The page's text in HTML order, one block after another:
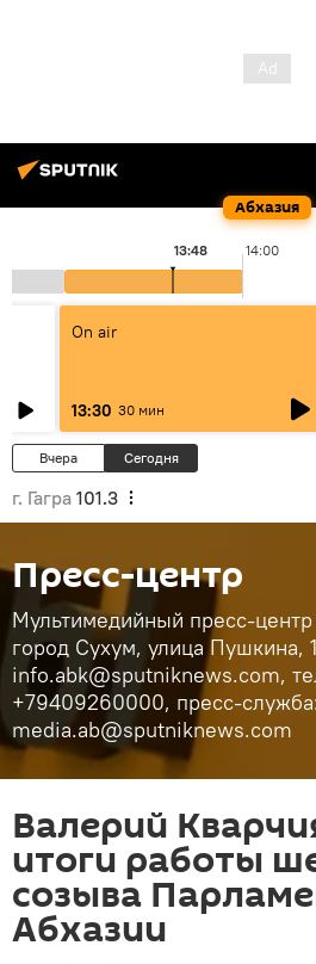
Абхазия
14:00
13:48
On air
13:30 30 мин
Вчера Сегодня
г. Гагра 101.3
Пресс-центр
Мультимедийный пресс-
город Сухум, улица Пушкина,
info.abk@sputniknews.com,
+79409260000, пресс-служба:
media.ab@sputniknews.com
Валерий
итоги работы
созыва
Абхазии